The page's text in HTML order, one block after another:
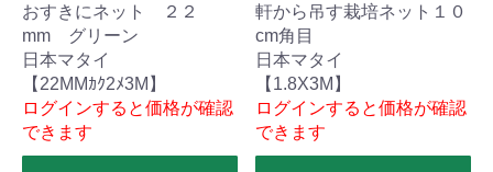
おすきにネット ２２
mm グリーン
日本マタイ
【22MMｶｸ2ﾒ3M】
ログインすると価格が確認
できます
軒から吊す栽培ネット１０
cm角目
日本マタイ
【1.8X3M】
ログインすると価格が確認
できます